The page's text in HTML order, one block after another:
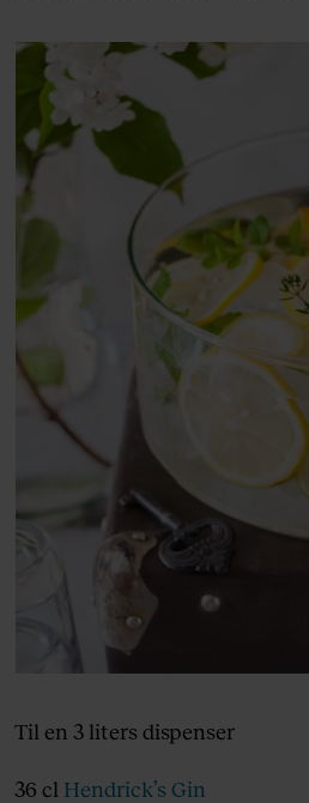
Til en 3 liters dispenser
36 cl Hendrick’s Gin